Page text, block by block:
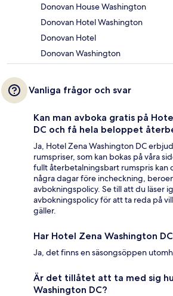
Donovan House Washington
Donovan Hotel Washington
Donovan Hotel
Donovan Washington
Vanliga frågor och svar
Kan man avboka gratis på
DC och få hela beloppet
Ja, Hotel Zena Washington DC
rumspriser, som kan bokas på våra
fullt återbetalningsbart rumspris kan
några dagar före incheckning,
avbokningspolicy. Se till att du läser
avbokningspolicy för att ta reda på
gäller.
Har Hotel Zena Washington
Ja, det finns en säsongsöppen
Är det tillåtet att ta med sig
Washington DC?